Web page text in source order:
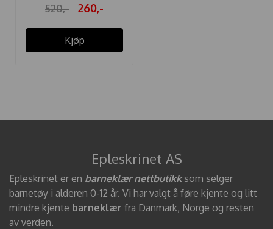
520,- 260,-
Kjøp
Epleskrinet AS
Epleskrinet er en barneklær nettbutikksom selger
barnetøy i alderen 0-12 år. Vi har valgt å føre kjente og litt
mindre kjente barneklær fra Danmark, Norge og resten
av verden.